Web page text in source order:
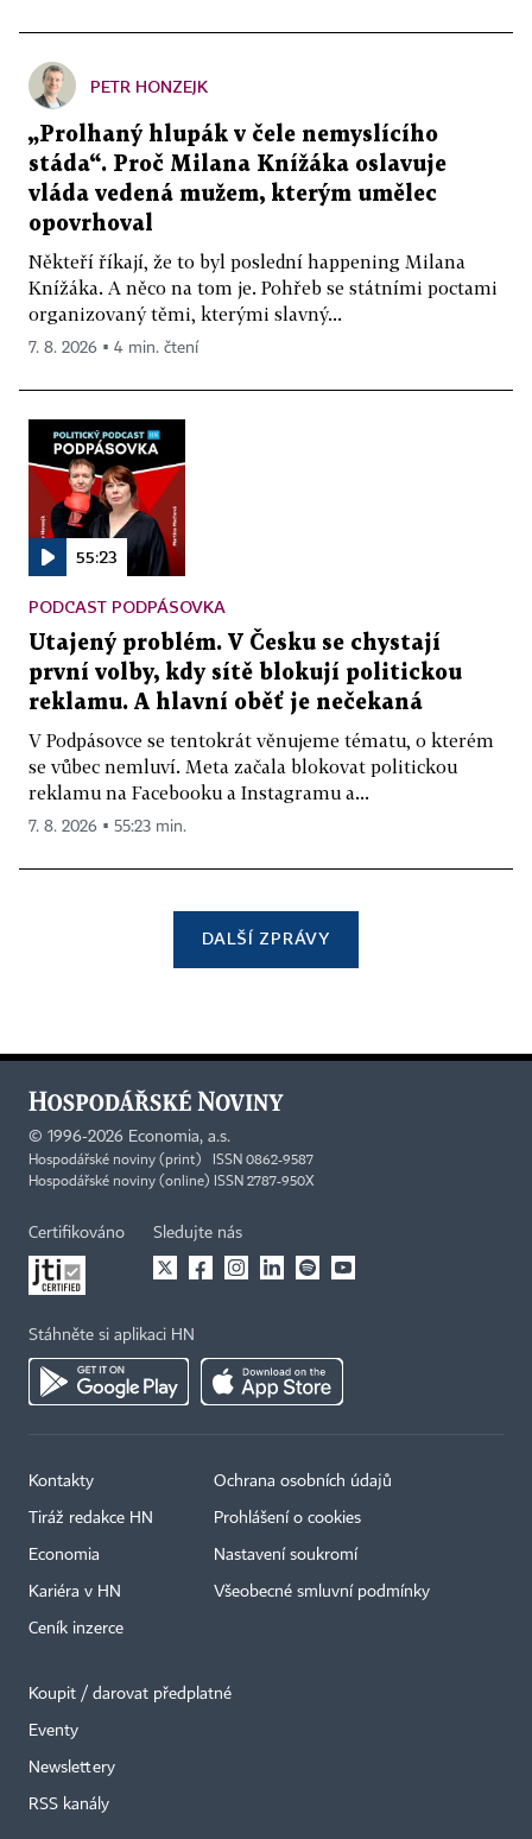
PETR HONZEJK
„Prolhaný hlupák v čele nemyslícího
stáda“. Proč Milana Knížáka oslavuje
vláda vedená mužem, kterým umělec
opovrhoval
Někteří říkají, že to byl poslední happening Milana
Knížáka. A něco na tom je. Pohřeb se státními poctami
organizovaný těmi, kterými slavný...
7. 8. 2026 ▪ 4 min. čtení
55:23
PODCAST PODPÁSOVKA
Utajený problém. V Česku se chystají
první volby, kdy sítě blokují politickou
reklamu. A hlavní oběť je nečekaná
V Podpásovce se tentokrát věnujeme tématu, o kterém
se vůbec nemluví. Meta začala blokovat politickou
reklamu na Facebooku a Instagramu a...
7. 8. 2026 ▪ 55:23 min.
DALŠÍ ZPRÁVY
© 1996-2026 Economia, a.s.
Hospodářské noviny (print) ISSN 0862-9587
Hospodářské noviny (online) ISSN 2787-950X
Certifikováno Sledujte nás
Stáhněte si aplikaci HN
Kontakty
Tiráž redakce HN
Economia
Kariéra v HN
Ceník inzerce
Ochrana osobních údajů
Prohlášení o cookies
Nastavení soukromí
Všeobecné smluvní podmínky
Koupit / darovat předplatné
Eventy
Newslettery
RSS kanály